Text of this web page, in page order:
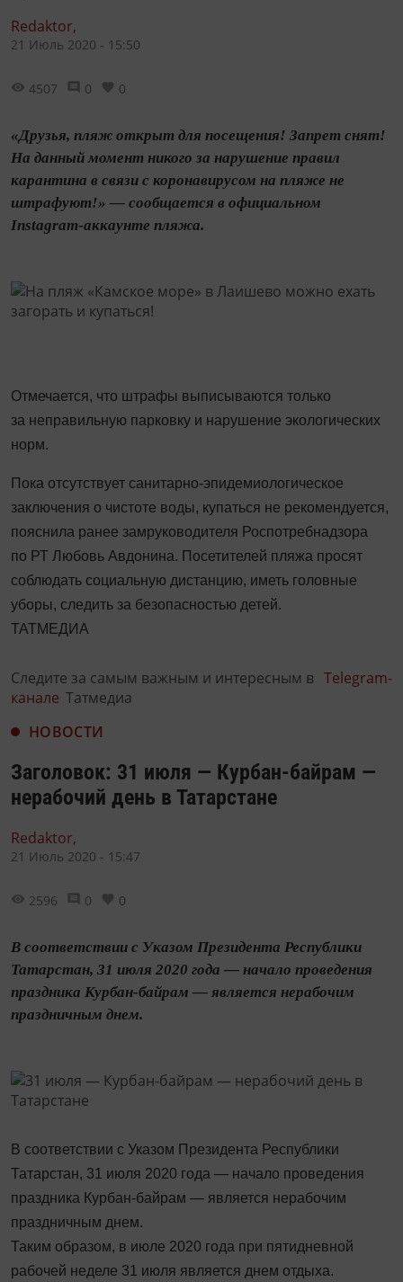
Redaktor,
21 Июль 2020 - 15:50
4507 0 0
«Друзья, пляж открыт для посещения! Запрет снят!
На данный момент никого за нарушение правил
карантина в связи с коронавирусом на пляже не
штрафуют!» — сообщается в официальном
Instagram-аккаунте пляжа.
Отмечается, что штрафы выписываются только
за неправильную парковку и нарушение экологических
норм.
Пока отсутствует санитарно-эпидемиологическое
заключения о чистоте воды, купаться не рекомендуется,
пояснила ранее замруководителя Роспотребнадзора
по РТ Любовь Авдонина. Посетителей пляжа просят
соблюдать социальную дистанцию, иметь головные
уборы, следить за безопасностью детей.
ТАТМЕДИА
Следите за самым важным и интересным в Telegram-
канале Татмедиа
НОВОСТИ
Заголовок: 31 июля — Курбан-байрам —
нерабочий день в Татарстане
Redaktor,
21 Июль 2020 - 15:47
2596 0 0
В соответствии с Указом Президента Республики
Татарстан, 31 июля 2020 года — начало проведения
праздника Курбан-байрам — является нерабочим
праздничным днем.
В соответствии с Указом Президента Республики
Татарстан, 31 июля 2020 года — начало проведения
праздника Курбан-байрам — является нерабочим
праздничным днем.
Таким образом, в июле 2020 года при пятидневной
рабочей неделе 31 июля является днем отдыха.